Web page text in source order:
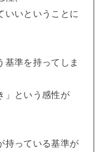
いいということに
基準を持ってしま
」という感性が
持っている基準が